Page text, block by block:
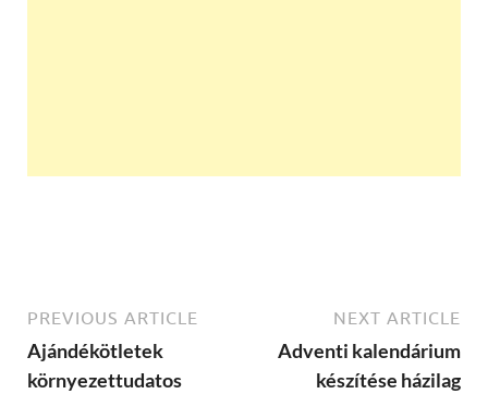
PREVIOUS ARTICLE
Ajándékötletek
környezettudatos
NEXT ARTICLE
Adventi kalendárium
készítése házilag